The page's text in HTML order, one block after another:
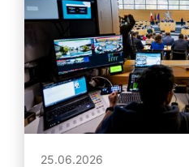
25.06.2026